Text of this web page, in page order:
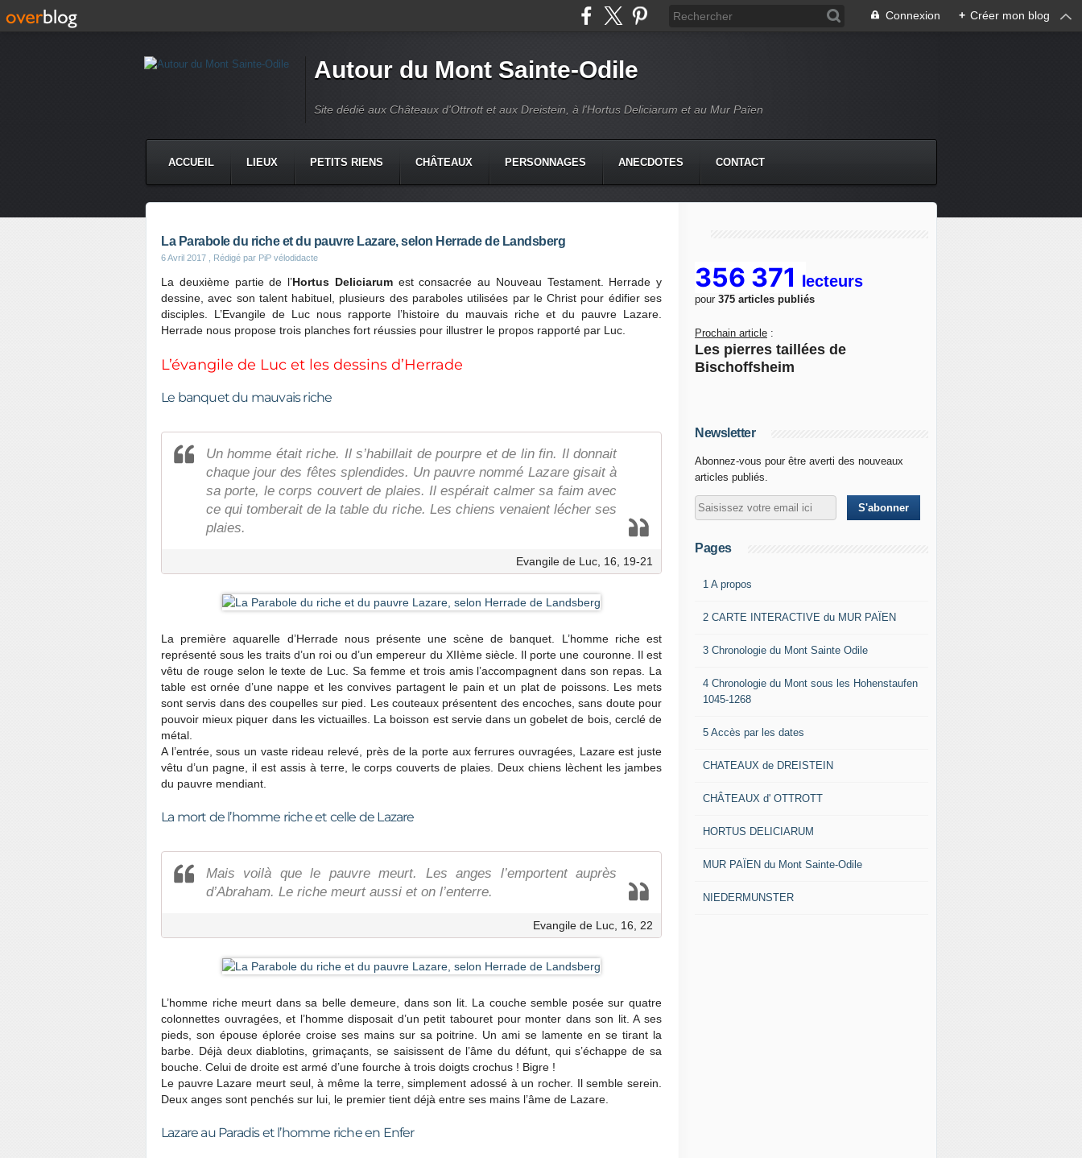
Connexion + Créer mon blog
Autour du Mont Sainte-Odile
Site dédié aux Châteaux d'Ottrott et aux Dreistein, à l'Hortus Deliciarum et au Mur Païen
ACCUEIL LIEUX PETITS RIENS CHÂTEAUX PERSONNAGES ANECDOTES CONTACT
La Parabole du riche et du pauvre Lazare, selon Herrade de Landsberg
6 Avril 2017 , Rédigé par PiP vélodidacte
La deuxième partie de l’Hortus Deliciarumest consacrée au Nouveau Testament. Herrade y
dessine, avec son talent habituel, plusieurs des paraboles utilisées par le Christ pour édifier ses
disciples. L’Evangile de Luc nous rapporte l’histoire du mauvais riche et du pauvre Lazare.
Herrade nous propose trois planches fort réussies pour illustrer le propos rapporté par Luc.
L’évangile de Luc et les dessins d’Herrade
Le banquet du mauvais riche
Un homme était riche. Il s’habillait de pourpre et de lin fin. Il donnait
chaque jour des fêtes splendides. Un pauvre nommé Lazare gisait à
sa porte, le corps couvert de plaies. Il espérait calmer sa faim avec
ce qui tomberait de la table du riche. Les chiens venaient lécher ses
plaies.
Evangile de Luc, 16, 19-21
La première aquarelle d’Herrade nous présente une scène de banquet. L’homme riche est
représenté sous les traits d’un roi ou d’un empereur du XIIème siècle. Il porte une couronne. Il est
vêtu de rouge selon le texte de Luc. Sa femme et trois amis l’accompagnent dans son repas. La
table est ornée d’une nappe et les convives partagent le pain et un plat de poissons. Les mets
sont servis dans des coupelles sur pied. Les couteaux présentent des encoches, sans doute pour
pouvoir mieux piquer dans les victuailles. La boisson est servie dans un gobelet de bois, cerclé de
métal.
A l’entrée, sous un vaste rideau relevé, près de la porte aux ferrures ouvragées, Lazare est juste
vêtu d’un pagne, il est assis à terre, le corps couverts de plaies. Deux chiens lèchent les jambes
du pauvre mendiant.
La mort de l’homme riche et celle de Lazare
Mais voilà que le pauvre meurt. Les anges l’emportent auprès
d’Abraham. Le riche meurt aussi et on l’enterre.
Evangile de Luc, 16, 22
L’homme riche meurt dans sa belle demeure, dans son lit. La couche semble posée sur quatre
colonnettes ouvragées, et l’homme disposait d’un petit tabouret pour monter dans son lit. A ses
pieds, son épouse éplorée croise ses mains sur sa poitrine. Un ami se lamente en se tirant la
barbe. Déjà deux diablotins, grimaçants, se saisissent de l’âme du défunt, qui s’échappe de sa
bouche. Celui de droite est armé d’une fourche à trois doigts crochus ! Bigre !
Le pauvre Lazare meurt seul, à même la terre, simplement adossé à un rocher. Il semble serein.
Deux anges sont penchés sur lui, le premier tient déjà entre ses mains l’âme de Lazare.
Lazare au Paradis et l’homme riche en Enfer
356 371 lecteurs
pour 375 articles publiés
Prochain article :
Les pierres taillées de
Bischoffsheim
Newsletter
Abonnez-vous pour être averti des nouveaux
articles publiés.
Pages
1 A propos
2 CARTE INTERACTIVE du MUR PAÏEN
3 Chronologie du Mont Sainte Odile
4 Chronologie du Mont sous les Hohenstaufen
1045-1268
5 Accès par les dates
CHATEAUX de DREISTEIN
CHÂTEAUX d' OTTROTT
HORTUS DELICIARUM
MUR PAÏEN du Mont Sainte-Odile
NIEDERMUNSTER